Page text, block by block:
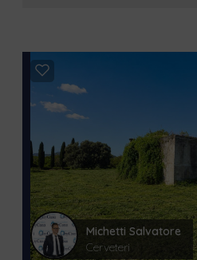
Michetti Salvatore
Cerveteri